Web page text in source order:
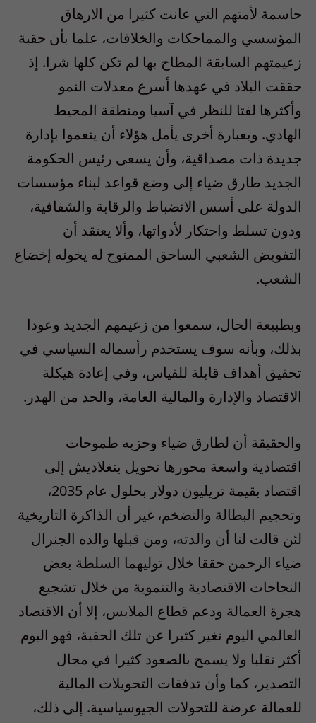
حاسمة لأمتهم التي عانت كثيرا من الارهاق
المؤسسي والمماحكات والخلافات، علما بأن حقبة
زعيمتهم السابقة المطاح بها لم تكن كلها شرا. إذ
حققت البلاد في عهدها أسرع معدلات النمو
وأكثرها لفتا للنظر في آسيا ومنطقة المحيط
الهادي. وبعبارة أخرى يأمل هؤلاء أن ينعموا بإدارة
جديدة ذات مصداقية، وأن يسعى رئيس الحكومة
الجديد طارق ضياء إلى وضع قواعد لبناء مؤسسات
الدولة على أسس الانضباط والرقابة والشفافية،
ودون تسلط واحتكار لأدواتها، وألا يعتقد أن
التفويض الشعبي الساحق الممنوح له يخوله إخضاع
الشعب.
وبطبيعة الحال، سمعوا من زعيمهم الجديد وعودا
بذلك، وبأنه سوف يستخدم رأسماله السياسي في
تحقيق أهداف قابلة للقياس، وفي إعادة هيكلة
الاقتصاد والإدارة والمالية العامة، والحد من الهدر.
والحقيقة أن لطارق ضياء وحزبه طموحات
اقتصادية واسعة محورها تحويل بنغلاديش إلى
اقتصاد بقيمة تريليون دولار بحلول عام 2035،
وتحجيم البطالة والتضخم، غير أن الذاكرة التاريخية
لئن قالت لنا أن والدته، ومن قبلها والده الجنرال
ضياء الرحمن حققا خلال توليهما السلطة بعض
النجاحات الاقتصادية والتنموية من خلال تشجيع
هجرة العمالة ودعم قطاع الملابس، إلا أن الاقتصاد
العالمي اليوم تغير كثيرا عن تلك الحقبة، فهو اليوم
أكثر تقلبا ولا يسمح بالصعود كثيرا في مجال
التصدير، كما وأن تدفقات التحويلات المالية
للعمالة عرضة للتحولات الجيوسياسية. إلى ذلك،